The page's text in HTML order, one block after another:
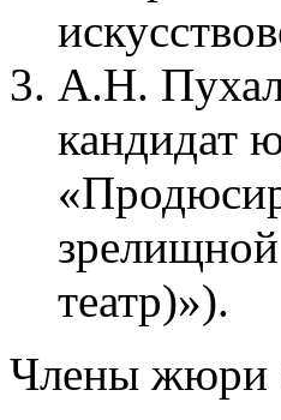
А.Н.
кандидат
театр)»).
Члены жюри